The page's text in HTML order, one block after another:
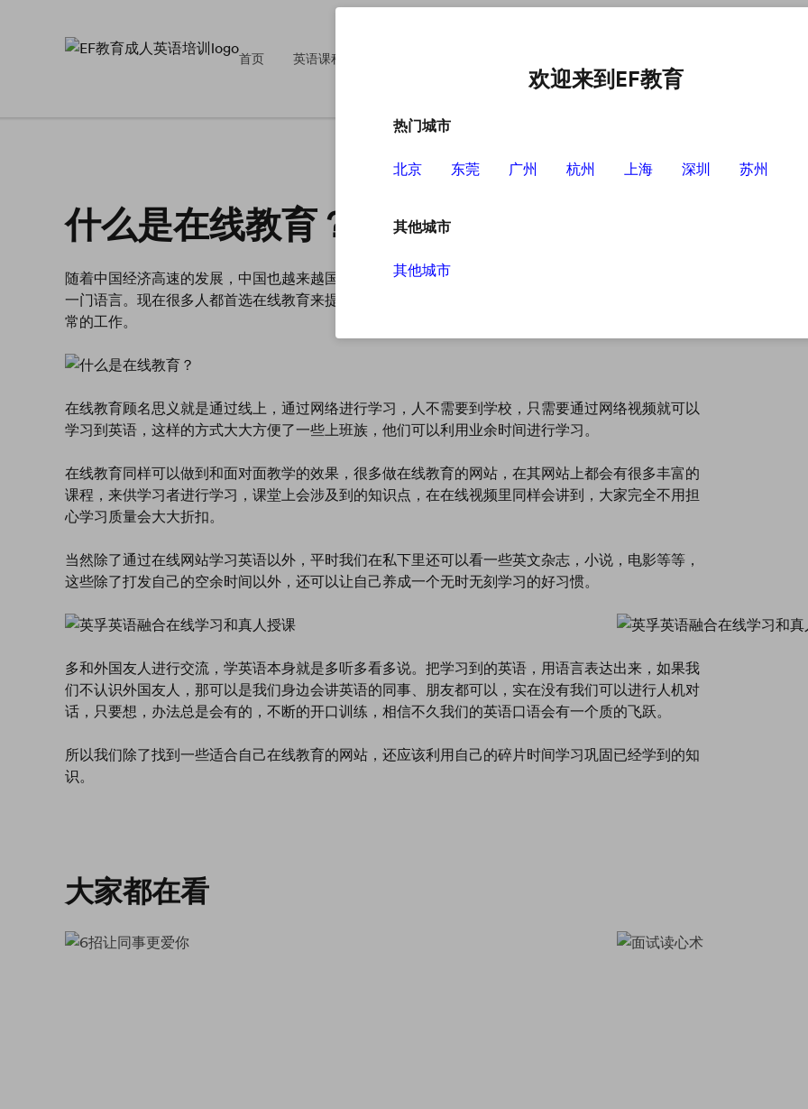
首页 英语课程
什么是在线教育？
随着中国经济高速的发展，中国也越来越国际化，能说一口流利的英语，俨然已成为人们职场标配的
一门语言。现在很多人都首选在线教育来提升英语的水平，这样不仅可以自由学习同时也不会影响日
常的工作。
在线教育顾名思义就是通过线上，通过网络进行学习，人不需要到学校，只需要通过网络视频就可以
学习到英语，这样的方式大大方便了一些上班族，他们可以利用业余时间进行学习。
在线教育同样可以做到和面对面教学的效果，很多做在线教育的网站，在其网站上都会有很多丰富的
课程，来供学习者进行学习，课堂上会涉及到的知识点，在在线视频里同样会讲到，大家完全不用担
心学习质量会大大折扣。
当然除了通过在线网站学习英语以外，平时我们在私下里还可以看一些英文杂志，小说，电影等等，
这些除了打发自己的空余时间以外，还可以让自己养成一个无时无刻学习的好习惯。
多和外国友人进行交流，学英语本身就是多听多看多说。把学习到的英语，用语言表达出来，如果我
们不认识外国友人，那可以是我们身边会讲英语的同事、朋友都可以，实在没有我们可以进行人机对
话，只要想，办法总是会有的，不断的开口训练，相信不久我们的英语口语会有一个质的飞跃。
所以我们除了找到一些适合自己在线教育的网站，还应该利用自己的碎片时间学习巩固已经学到的知
识。
大家都在看
欢迎来到EF教育
热门城市
北京 东莞 广州 杭州 上海 深圳 苏州
其他城市
其他城市